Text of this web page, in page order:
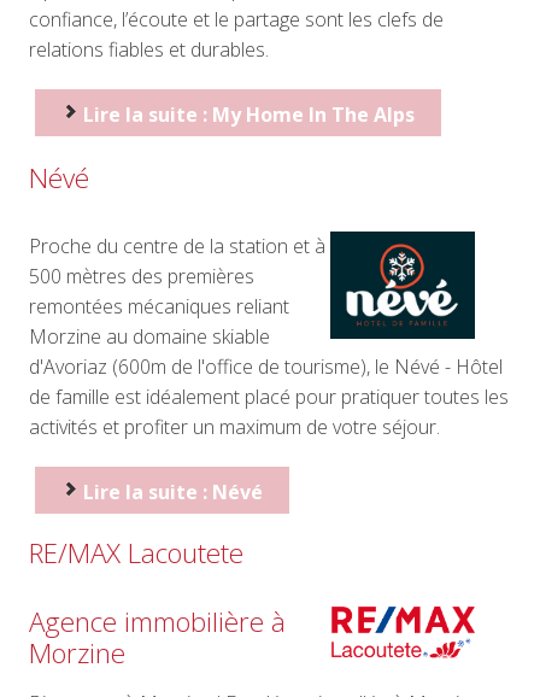
confiance, l’écoute et le partage sont les clefs de
relations fiables et durables.
Lire la suite : My Home In The Alps
Névé
Proche du centre de la station et à
500 mètres des premières
remontées mécaniques reliant
Morzine au domaine skiable
d'Avoriaz (600m de l'office de tourisme), le Névé - Hôtel
de famille est idéalement placé pour pratiquer toutes les
activités et profiter un maximum de votre séjour.
Lire la suite : Névé
RE/MAX Lacoutete
Agence immobilière à
Morzine